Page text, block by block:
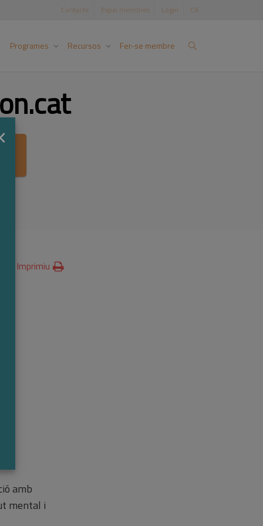
Contacte Espai membres Login CA
Programes Recursos Fer-se membre
Imprimiu
amb
mental i